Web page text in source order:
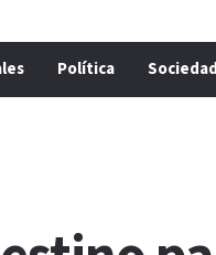
Política Sociedad